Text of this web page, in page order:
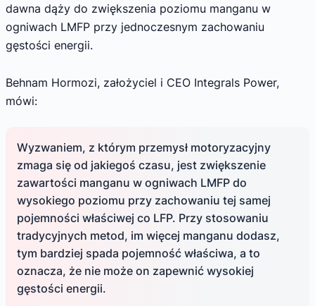
dawna dąży do zwiększenia poziomu manganu w
ogniwach LMFP przy jednoczesnym zachowaniu
gęstości energii.
Behnam Hormozi, założyciel i CEO Integrals Power,
mówi:
Wyzwaniem, z którym przemysł motoryzacyjny
zmaga się od jakiegoś czasu, jest zwiększenie
zawartości manganu w ogniwach LMFP do
wysokiego poziomu przy zachowaniu tej samej
pojemności właściwej co LFP. Przy stosowaniu
tradycyjnych metod, im więcej manganu dodasz,
tym bardziej spada pojemność właściwa, a to
oznacza, że nie może on zapewnić wysokiej
gęstości energii.